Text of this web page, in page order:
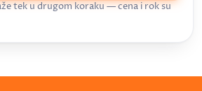
tek u drugom koraku — cena i rok su